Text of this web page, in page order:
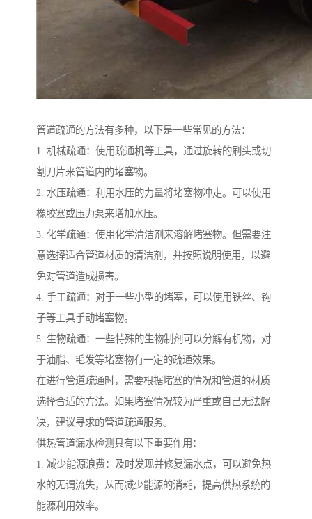
管道疏通的方法有多种，以下是一些常见的方法：
1. 机械疏通：使用疏通机等工具，通过旋转的刷头或切
割刀片来管道内的堵塞物。
2. 水压疏通：利用水压的力量将堵塞物冲走。可以使用
橡胶塞或压力泵来增加水压。
3. 化学疏通：使用化学清洁剂来溶解堵塞物。但需要注
意选择适合管道材质的清洁剂，并按照说明使用，以避
免对管道造成损害。
4. 手工疏通：对于一些小型的堵塞，可以使用铁丝、钩
子等工具手动堵塞物。
5. 生物疏通：一些特殊的生物制剂可以分解有机物，对
于油脂、毛发等堵塞物有一定的疏通效果。
在进行管道疏通时，需要根据堵塞的情况和管道的材质
选择合适的方法。如果堵塞情况较为严重或自己无法解
决，建议寻求的管道疏通服务。
供热管道漏水检测具有以下重要作用：
1. 减少能源浪费：及时发现并修复漏水点，可以避免热
水的无谓流失，从而减少能源的消耗，提高供热系统的
能源利用效率。